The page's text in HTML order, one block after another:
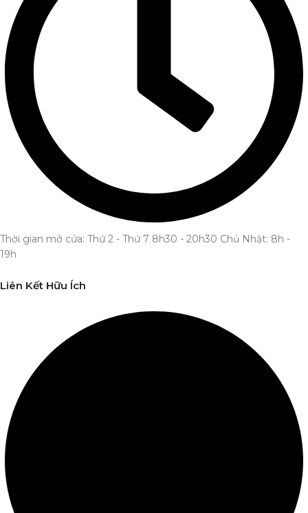
Thời gian mở cửa: Thứ 2 - Thứ 7 8h30 - 20h30 Chủ Nhật: 8h -
19h
Liên Kết Hữu Ích